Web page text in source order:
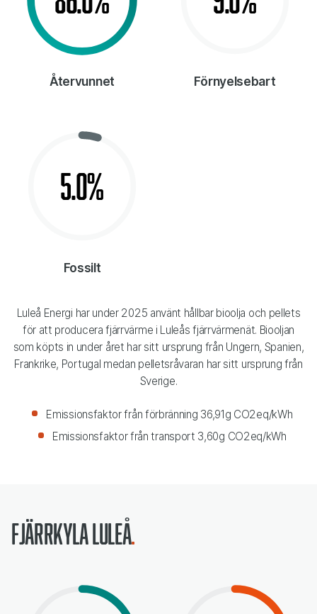
Återvunnet Förnyelsebart
Fossilt
5.0%
Luleå Energi har under 2025 använt hållbar bioolja och pellets
för att producera fjärrvärme i Luleås fjärrvärmenät. Biooljan
som köpts in under året har sitt ursprung från Ungern, Spanien,
Frankrike, Portugal medan pelletsråvaran har sitt ursprung från
Sverige.
Emissionsfaktor från förbränning 36,91g CO2eq/kWh
Emissionsfaktor från transport 3,60g CO2eq/kWh
Fjärrkyla Luleå